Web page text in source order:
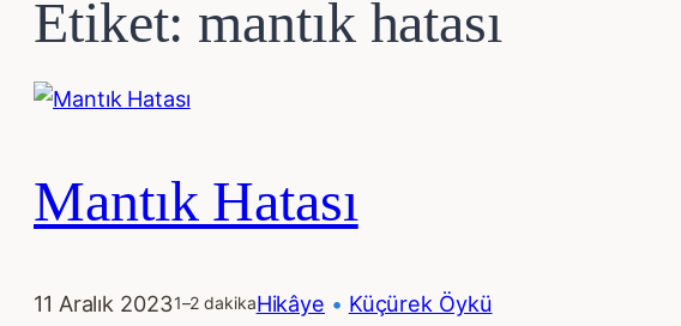
Etiket: mantık hatası
Mantık Hatası
11 Aralık 20231–2 dakikaHikâye • Küçürek Öykü